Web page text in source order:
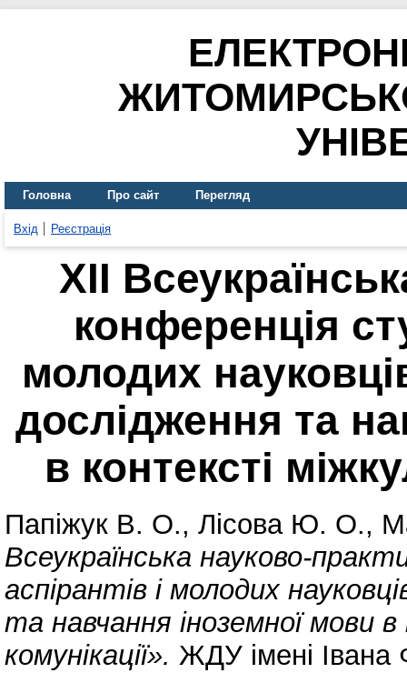
Головна Про сайт Перегляд
Вхід Реєстрація
ХІІ
конференція
молодих
дослідження та
в контексті
Папіжук В. О., Лісова Ю. О.,
Всеукраїнська науково-
аспірантів і молодих
та навчання іноземної мови
комунікації». ЖДУ імені